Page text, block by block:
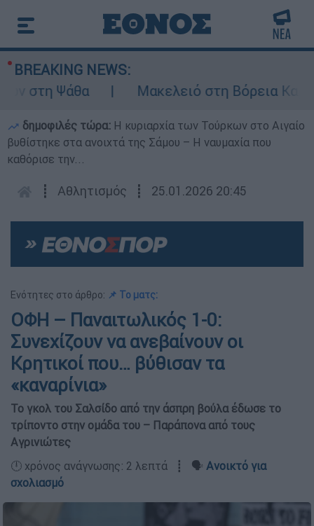
BREAKING NEWS:
στη Ψάθα
Μακελειό στη Βόρεια
δημοφιλές τώρα: Η κυριαρχία των Τούρκων στο Αιγαίο
βυθίστηκε στα ανοιχτά της Σάμου – Η ναυμαχία που
καθόρισε την...
┋ Αθλητισμός ┋ 25.01.2026 20:45
Ενότητες στο άρθρο: 📌 Το ματς:
ΟΦΗ – Παναιτωλικός 1-0:
Συνεχίζουν να ανεβαίνουν οι
Κρητικοί που… βύθισαν τα
«καναρίνια»
Το γκολ του Σαλσίδο από την άσπρη βούλα έδωσε το
τρίποντο στην ομάδα του – Παράπονα από τους
Αγρινιώτες
🕛 χρόνος ανάγνωσης: 2 λεπτά ┋ 🗣️ Ανοικτό για
σχολιασμό